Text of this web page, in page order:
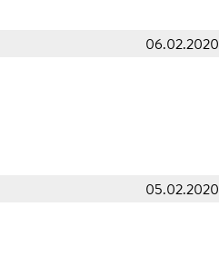
06.02.2020
05.02.2020